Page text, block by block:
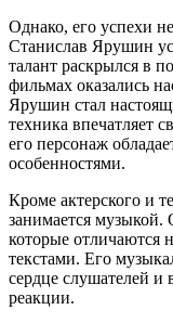
Однако, его успехи
Станислав Ярушин
талант раскрылся в
фильмах оказались
Ярушин стал
техника впечатляет
его персонаж
особенностями.
Кроме актерского и
занимается музыкой.
которые отличаются
текстами. Его
сердце слушателей
реакции.